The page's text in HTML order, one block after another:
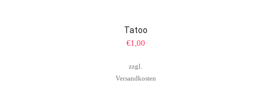
Tatoo
€1,00
zzgl.
Versandkosten